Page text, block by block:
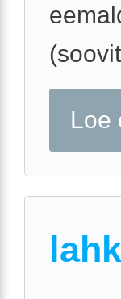
Loe